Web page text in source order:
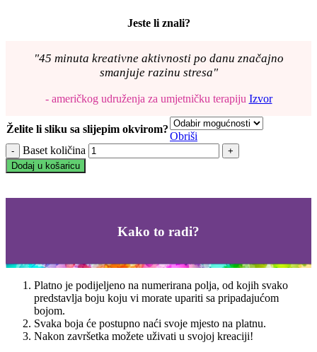
Jeste li znali?
"45 minuta kreativne aktivnosti po danu značajno
smanjuje razinu stresa"
- američkog udruženja za umjetničku terapiju Izvor
Želite li sliku sa slijepim okvirom?
Obriši
Baset količina
Dodaj u košaricu
Kako to radi?
Platno je podijeljeno na numerirana polja, od kojih svako
predstavlja boju koju vi morate upariti sa pripadajućom
bojom.
Svaka boja će postupno naći svoje mjesto na platnu.
Nakon završetka možete uživati u svojoj kreaciji!